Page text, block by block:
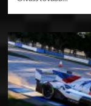
Simagic
Series